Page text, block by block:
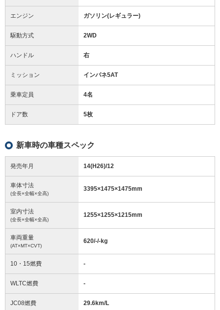
エンジン ガソリン(レギュラー)
駆動方式 2WD
ハンドル 右
ミッション インパネ5AT
乗車定員 4名
ドア数 5枚
新車時の車種スペック
発売年月 14(H26)/12
車体寸法
(全長×全幅×全高)
3395×1475×1475mm
室内寸法
(全長×全幅×全高)
1255×1255×1215mm
車両重量
(AT×MT×CVT)
620/-/-kg
10・15燃費 -
WLTC燃費 -
JC08燃費 29.6km/L